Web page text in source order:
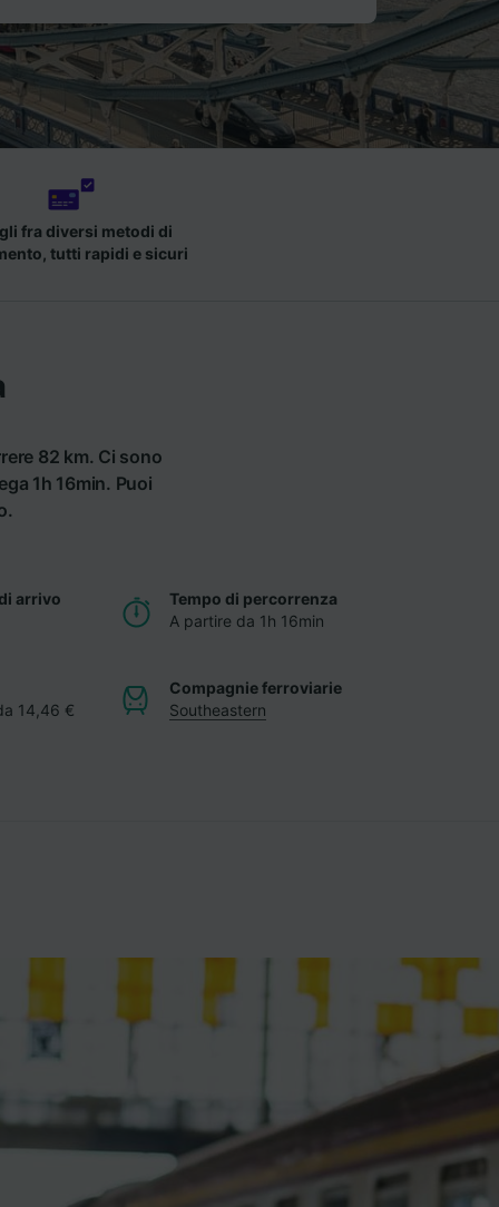
fra diversi metodi di
tutti rapidi e sicuri
82 km. Ci sono
1h 16min. Puoi
arrivo
Tempo di percorrenza
A partire da 1h 16min
14,46 €
Compagnie ferroviarie
Southeastern